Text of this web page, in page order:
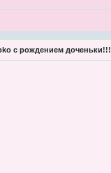
с рождением доченьки!!!